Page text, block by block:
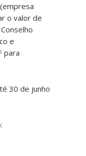
o valor de
e
para
30 de junho